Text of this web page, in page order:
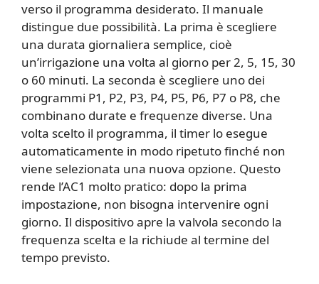
verso il programma desiderato. Il manuale
distingue due possibilità. La prima è scegliere
una durata giornaliera semplice, cioè
un’irrigazione una volta al giorno per 2, 5, 15, 30
o 60 minuti. La seconda è scegliere uno dei
programmi P1, P2, P3, P4, P5, P6, P7 o P8, che
combinano durate e frequenze diverse. Una
volta scelto il programma, il timer lo esegue
automaticamente in modo ripetuto finché non
viene selezionata una nuova opzione. Questo
rende l’AC1 molto pratico: dopo la prima
impostazione, non bisogna intervenire ogni
giorno. Il dispositivo apre la valvola secondo la
frequenza scelta e la richiude al termine del
tempo previsto.